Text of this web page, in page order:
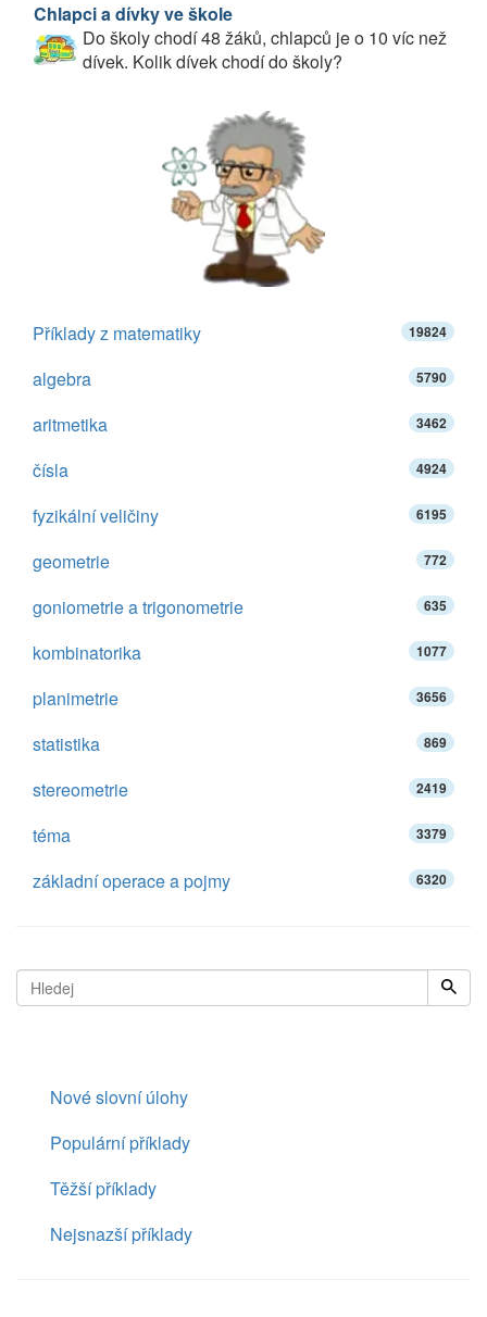
Chlapci a dívky ve škole
Do školy chodí 48 žáků, chlapců je o 10 víc než
dívek. Kolik dívek chodí do školy?
Příklady z matematiky 19824
algebra 5790
aritmetika 3462
čísla 4924
fyzikální veličiny 6195
geometrie 772
goniometrie a trigonometrie 635
kombinatorika 1077
planimetrie 3656
statistika 869
stereometrie 2419
téma 3379
základní operace a pojmy 6320
Nové slovní úlohy
Populární příklady
Těžší příklady
Nejsnazší příklady